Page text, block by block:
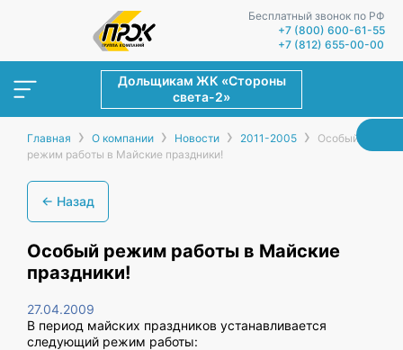
Бесплатный звонок по РФ
+7 (800) 600-61-55
+7 (812) 655-00-00
Дольщикам ЖК «Стороны
света-2»
Главная › О компании › Новости › 2011-2005 ›
Особый
режим работы в Майские праздники!
← Назад
Особый режим работы в Майские
праздники!
27.04.2009
В период майских праздников устанавливается
следующий режим работы: